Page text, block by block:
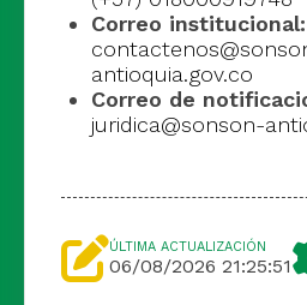
Correo institucional:
antioquia.gov.co
Correo de
juridica@sonson-
ÚLTIMA ACTUALIZACIÓN
06/08/2026 21:25:51